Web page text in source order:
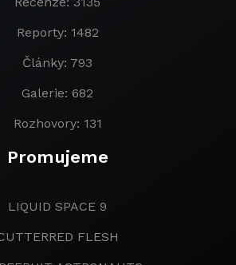
Reporty: 1482
Články: 793
Galerie: 682
Rozhovory: 131
Promujeme
LIQUID SPACE 9
FLESH